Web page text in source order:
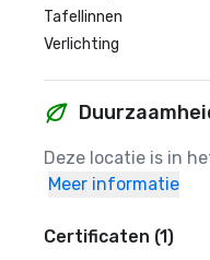
Tafellinnen
Verlichting
Deze locatie is in
Meer informatie
Certificaten (1)